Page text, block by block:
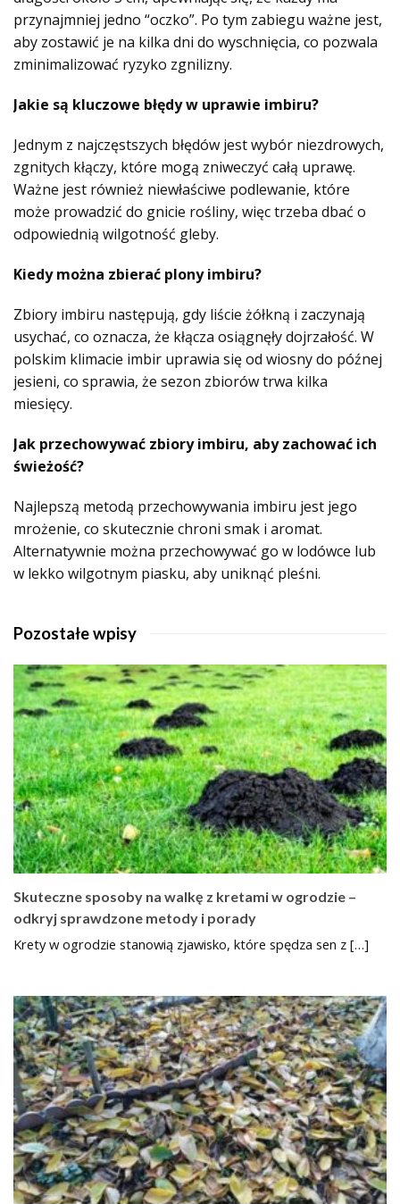
przynajmniej jedno “oczko”. Po tym zabiegu ważne jest,
aby zostawić je na kilka dni do wyschnięcia, co pozwala
zminimalizować ryzyko zgnilizny.
Jakie są kluczowe błędy w uprawie imbiru?
Jednym z najczęstszych błędów jest wybór niezdrowych,
zgnitych kłączy, które mogą zniweczyć całą uprawę.
Ważne jest również niewłaściwe podlewanie, które
może prowadzić do gnicie rośliny, więc trzeba dbać o
odpowiednią wilgotność gleby.
Kiedy można zbierać plony imbiru?
Zbiory imbiru następują, gdy liście żółkną i zaczynają
usychać, co oznacza, że kłącza osiągnęły dojrzałość. W
polskim klimacie imbir uprawia się od wiosny do późnej
jesieni, co sprawia, że sezon zbiorów trwa kilka
miesięcy.
Jak przechowywać zbiory imbiru, aby zachować ich
świeżość?
Najlepszą metodą przechowywania imbiru jest jego
mrożenie, co skutecznie chroni smak i aromat.
Alternatywnie można przechowywać go w lodówce lub
w lekko wilgotnym piasku, aby uniknąć pleśni.
Pozostałe wpisy
Skuteczne sposoby na walkę z kretami w ogrodzie –
odkryj sprawdzone metody i porady
Krety w ogrodzie stanowią zjawisko, które spędza sen z […]